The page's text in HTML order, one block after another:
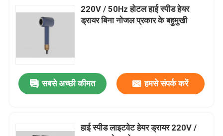
220V / 50Hz होटल हाई स्पीड हेयर
ड्रायर बिना नोजल प्रकार के बहुमुखी
सबसे अच्छी कीमत हमसे संपर्क करें
हाई स्पीड लाइटवेट हेयर ड्रायर 220V /